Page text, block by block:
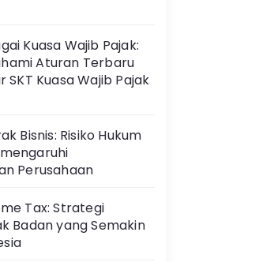
Kuasa Wajib Pajak:
Aturan Terbaru
Kuasa Wajib Pajak
Bisnis: Risiko Hukum
Perusahaan
Tax: Strategi
Badan yang Semakin